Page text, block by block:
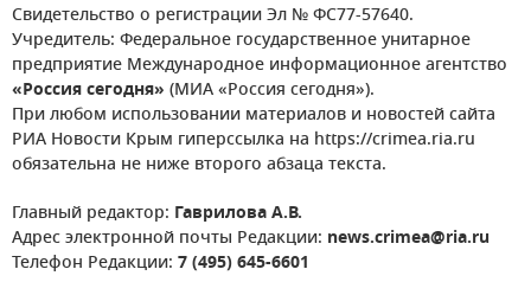
Свидетельство о регистрации Эл № ФС77-57640.
Учредитель: Федеральное государственное унитарное
предприятие Международное информационное агентство
«Россия сегодня» (МИА «Россия сегодня»).
При любом использовании материалов и новостей сайта
РИА Новости Крым гиперссылка на https://crimea.ria.ru
обязательна не ниже второго абзаца текста.
Главный редактор: Гаврилова А.В.
Адрес электронной почты Редакции: news.crimea@ria.ru
Телефон Редакции: 7 (495) 645-6601